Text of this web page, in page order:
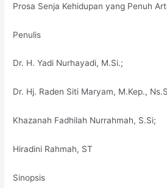
Prosa Senja Kehidupan yang Penuh
Penulis
Dr. H. Yadi Nurhayadi, M.Si.;
Dr. Hj. Raden Siti Maryam, M.Kep.,
Khazanah Fadhilah Nurrahmah, S.Si;
Hiradini Rahmah, ST
Sinopsis